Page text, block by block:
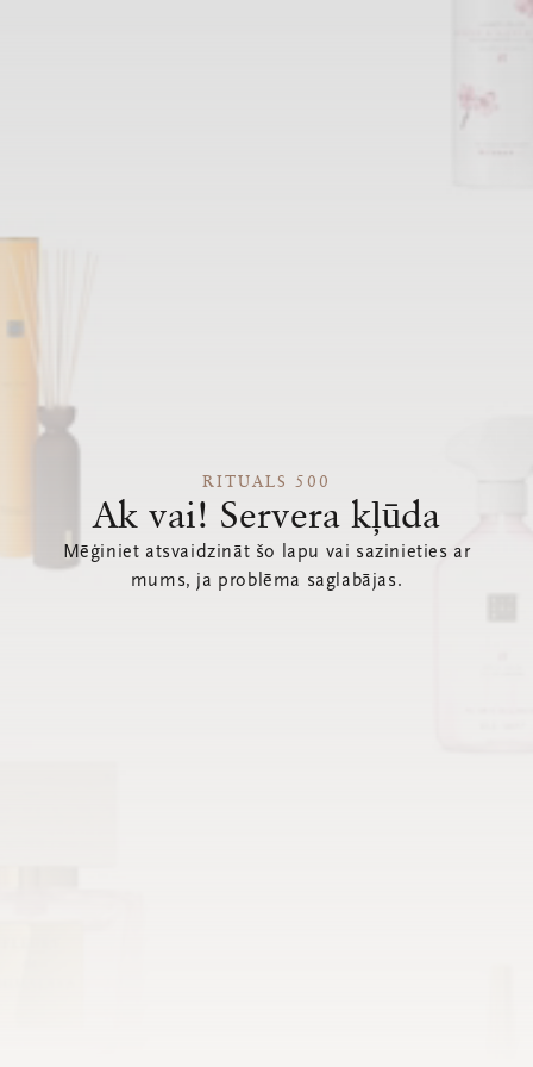
RITUALS 500
Ak vai! Servera kļūda
Mēģiniet atsvaidzināt šo lapu vai sazinieties ar
mums, ja problēma saglabājas.